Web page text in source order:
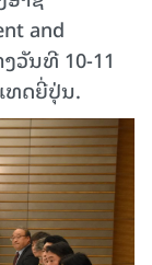
and
ວັນ​ທີ 10-11
ທດຍີ່ປຸ່ນ.